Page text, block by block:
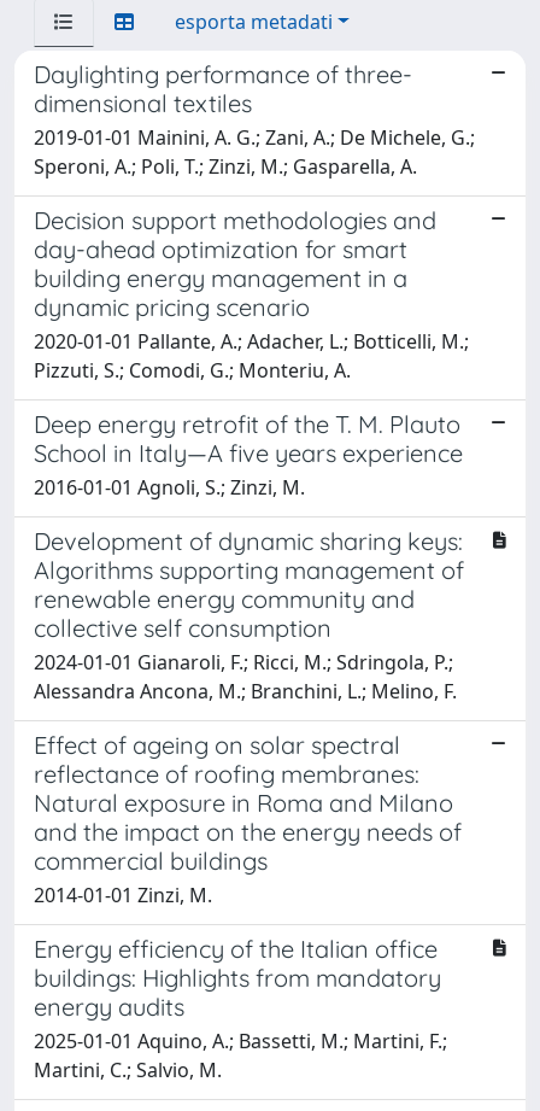
esporta metadati
Daylighting performance of three-
dimensional textiles
2019-01-01 Mainini, A. G.; Zani, A.; De Michele, G.;
Speroni, A.; Poli, T.; Zinzi, M.; Gasparella, A.
Decision support methodologies and
day-ahead optimization for smart
building energy management in a
dynamic pricing scenario
2020-01-01 Pallante, A.; Adacher, L.; Botticelli, M.;
Pizzuti, S.; Comodi, G.; Monteriu, A.
Deep energy retrofit of the T. M. Plauto
School in Italy—A five years experience
2016-01-01 Agnoli, S.; Zinzi, M.
Development of dynamic sharing keys:
Algorithms supporting management of
renewable energy community and
collective self consumption
2024-01-01 Gianaroli, F.; Ricci, M.; Sdringola, P.;
Alessandra Ancona, M.; Branchini, L.; Melino, F.
Effect of ageing on solar spectral
reflectance of roofing membranes:
Natural exposure in Roma and Milano
and the impact on the energy needs of
commercial buildings
2014-01-01 Zinzi, M.
Energy efficiency of the Italian office
buildings: Highlights from mandatory
energy audits
2025-01-01 Aquino, A.; Bassetti, M.; Martini, F.;
Martini, C.; Salvio, M.